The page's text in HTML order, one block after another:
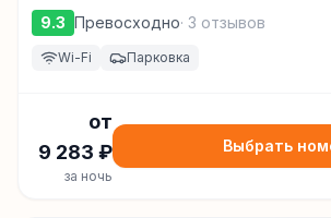
Андреевская, з/у 2, Шида
9.3 Превосходно· 3 отзывов
Wi-Fi Парковка
от
9 283 ₽
за ночь
Выбрать